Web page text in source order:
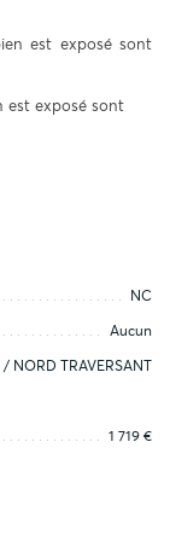
est exposé sont
est exposé sont
NC
Aucun
NORD TRAVERSANT
1 719 €